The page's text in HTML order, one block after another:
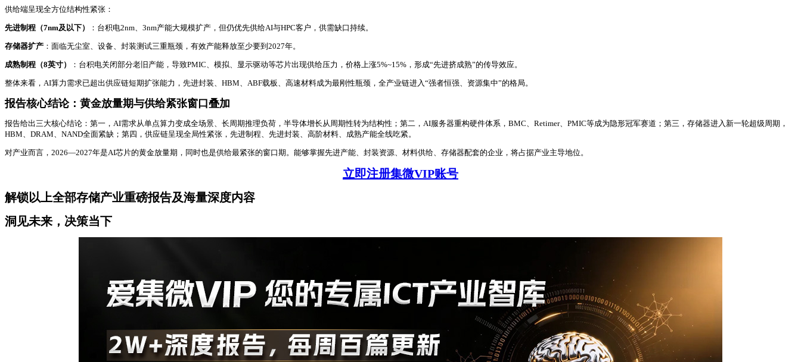
供给端呈现全方位结构性紧张：
先进制程（7nm及以下） ：台积电2nm、3nm产能大规模扩产，但仍优先供给AI与HPC客户，供需缺口持续。
存储器扩产 ：面临无尘室、设备、封装测试三重瓶颈，有效产能释放至少要到2027年。
成熟制程（8英寸） ：台积电关闭部分老旧产能，导致PMIC、模拟、显示驱动等芯片出现供给压力，价格上涨5%~15%，形成“先进挤成熟”的传导效应。
整体来看，AI算力需求已超出供应链短期扩张能力，先进封装、HBM、ABF载板、高速材料成为最刚性瓶颈，全产业链进入“强者恒强、资源集中”的格局。
报告核心结论：黄金放量期与供给紧张窗口叠加
报告给出三大核心结论：第一，AI需求从单点算力变成全场景、长周期推理负荷，半导体增长从周期性转为结构性；第二，AI服务器重构硬件体系，BMC、Retimer、PMIC等成为隐形冠军赛道；第三，存储器进入新一轮超级周期，
HBM、DRAM、NAND全面紧缺；第四，供应链呈现全局性紧张，先进制程、先进封装、高阶材料、成熟产能全线吃紧。
对产业而言，2026—2027年是AI芯片的黄金放量期，同时也是供给最紧张的窗口期。能够掌握先进产能、封装资源、材料供给、存储器配套的企业，将占据产业主导地位。
立即注册集微VIP账号
解锁以上全部存储产业重磅报告及海量深度内容
洞见未来，决策当下